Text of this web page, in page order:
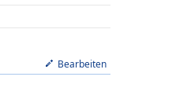
Bearbeiten